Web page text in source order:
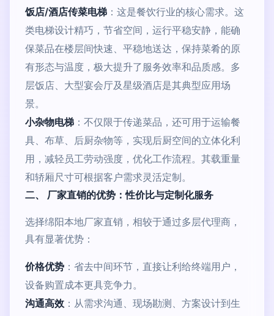
饭店/酒店传菜电梯 ：这是餐饮行业的核心需求。这
类电梯设计精巧，节省空间，运行平稳安静，能确
保菜品在楼层间快速、平稳地送达，保持菜肴的原
有形态与温度，极大提升了服务效率和品质感。多
层饭店、大型宴会厅及星级酒店是其典型应用场
景。
小杂物电梯 ：不仅限于传递菜品，还可用于运输餐
具、布草、后厨杂物等，实现后厨空间的立体化利
用，减轻员工劳动强度，优化工作流程。其载重量
和轿厢尺寸可根据客户需求灵活定制。
二、 厂家直销的优势：性价比与定制化服务
选择绵阳本地厂家直销，相较于通过多层代理商，
具有显著优势：
价格优势 ：省去中间环节，直接让利给终端用户，
设备购置成本更具竞争力。
沟通高效 ：从需求沟通、现场勘测、方案设计到生